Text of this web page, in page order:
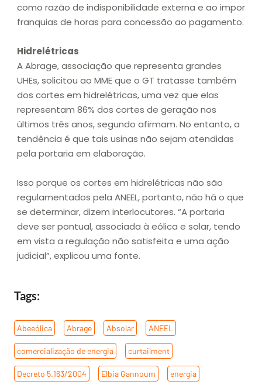
como razão de indisponibilidade externa e ao impor
franquias de horas para concessão ao pagamento.
Hidrelétricas
A Abrage, associação que representa grandes
UHEs, solicitou ao MME que o GT tratasse também
dos cortes em hidrelétricas, uma vez que elas
representam 86% dos cortes de geração nos
últimos três anos, segundo afirmam. No entanto, a
tendência é que tais usinas não sejam atendidas
pela portaria em elaboração.
Isso porque os cortes em hidrelétricas não são
regulamentados pela ANEEL, portanto, não há o que
se determinar, dizem interlocutores. “A portaria
deve ser pontual, associada à eólica e solar, tendo
em vista a regulação não satisfeita e uma ação
judicial”, explicou uma fonte.
Tags:
Abeeólica Abrage Absolar ANEEL
comercialização de energia curtailment
Decreto 5.163/2004 Elbia Gannoum energia